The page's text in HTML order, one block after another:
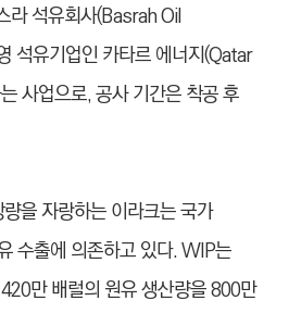
라 석유회사(Basrah Oil
석유기업인 카타르 에너지(Qatar
사업으로, 공사 기간은 착공 후
을 자랑하는 이라크는 국가
수출에 의존하고 있다. WIP는
만 배럴의 원유 생산량을 800만